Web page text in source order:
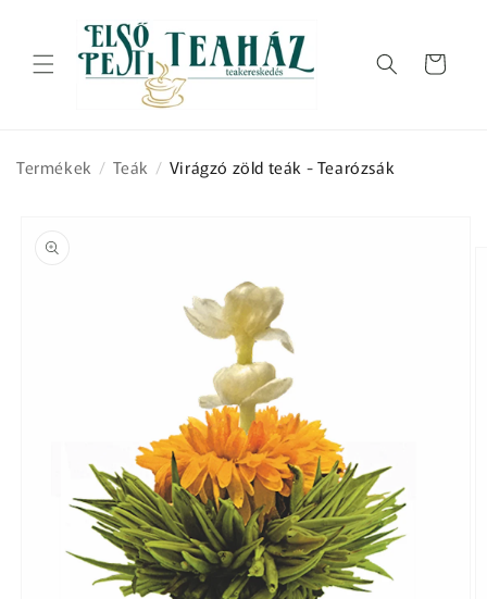
tartalomhoz
Kosár
Termékek / Teák / Virágzó zöld teák - Tearózsák
termékadatokra